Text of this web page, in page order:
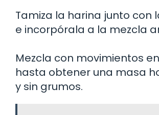
Tamiza la harina junto con
e incorpórala a la mezcla
Mezcla con movimientos
hasta obtener una masa
y sin grumos.